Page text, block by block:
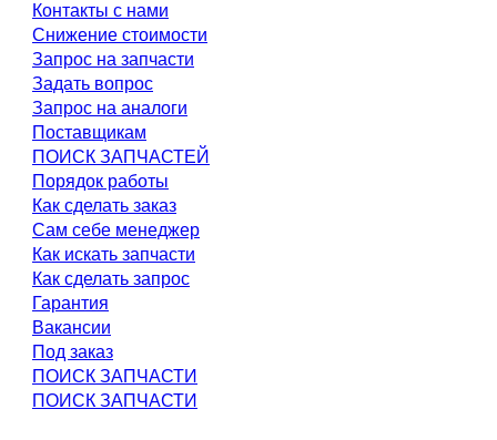
Контакты с нами
Снижение стоимости
Запрос на запчасти
Задать вопрос
Запрос на аналоги
Поставщикам
ПОИСК ЗАПЧАСТЕЙ
Порядок работы
Как сделать заказ
Сам себе менеджер
Как искать запчасти
Как сделать запрос
Гарантия
Вакансии
Под заказ
ПОИСК ЗАПЧАСТИ
ПОИСК ЗАПЧАСТИ